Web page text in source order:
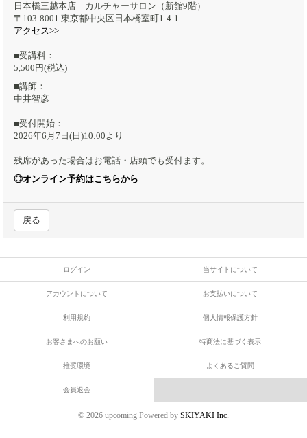
日本橋三越本店 カルチャーサロン（新館9階）
〒103-8001 東京都中央区日本橋室町1-4-1
アクセス>>
■受講料：
5,500円(税込)
■講師：
中井智彦
■受付開始：
2026年6月7日(日)10:00より
残席があった場合はお電話・店頭でも受付ます。
◎オンライン予約はこちらから
戻る
ログイン 当サイトについて
アカウントについて お支払いについて
利用規約 個人情報保護方針
お客さまへのお願い 特商法に基づく表示
推奨環境 よくあるご質問
会員退会
© 2026 upcoming Powered by SKIYAKI Inc.